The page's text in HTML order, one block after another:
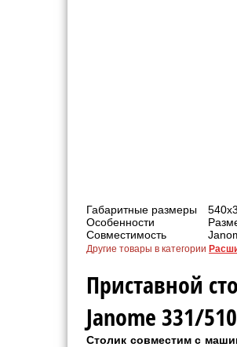
Габаритные размеры
Особенности
Совместимость
Другие товары в категории
Приставной
Janome 331/
Столик совместим с